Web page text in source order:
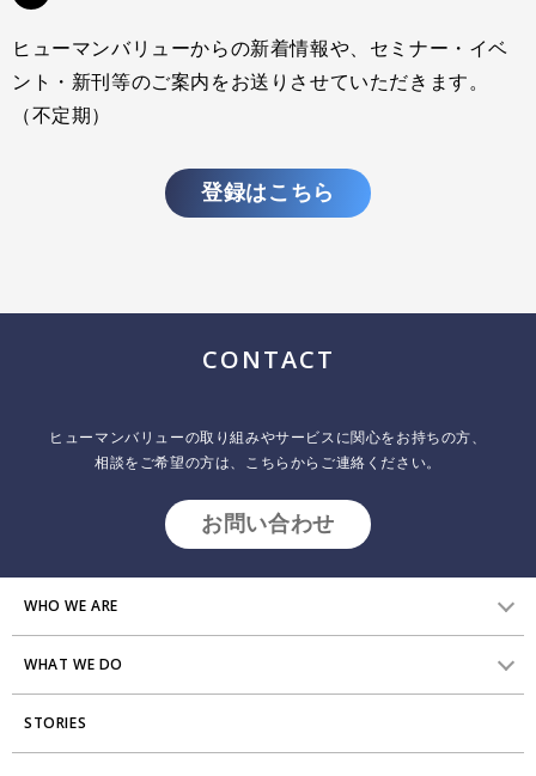
2025.06.12 インサイトレポート
ヒューマンバリュー 阿諏訪 博一、菊地 美希、内山 裕介 価値観や働き
方が多様になり、個人と組織の関係性が揺らぐ今日、多くの企業が自
社の「キャリア開発」のあり方や仕組みを再考しようとしています。
ら得たヒントや洞察から、職場でのキャリア開発のあり方を変革して
ヒューマンバリューからの新着情報や、セミナー・イベ
ント・新刊等のご案内をお送りさせていただきます。
（不定期）
登録はこちら
CONTACT
ヒューマンバリューの取り組みやサービスに関心をお持ちの方、
相談をご希望の方は、こちらからご連絡ください。
お問い合わせ
WHO WE ARE
HVからのメッセージ
研究員紹介
WHAT WE DO
組織変革
STORIES